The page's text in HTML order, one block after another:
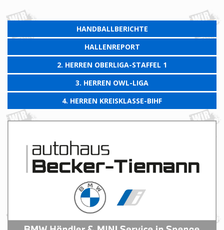
HANDBALLBERICHTE
HALLENREPORT
2. HERREN OBERLIGA-STAFFEL 1
3. HERREN OWL-LIGA
4. HERREN KREISKLASSE-BIHF